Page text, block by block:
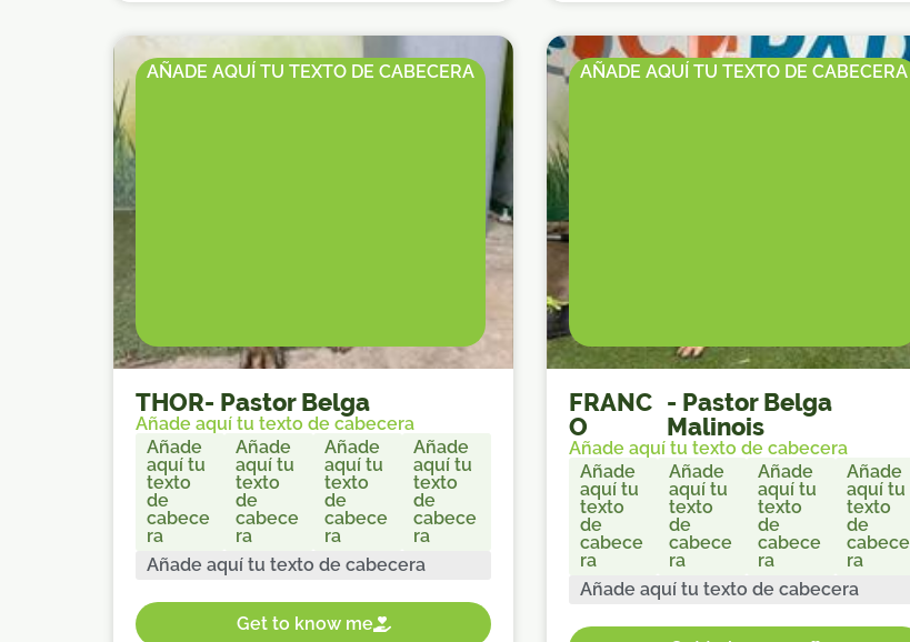
AÑADE AQUÍ TU TEXTO DE CABECERA
THOR- Pastor Belga
Añade aquí tu texto de cabecera
Añade
aquí tu
texto
de
cabece
ra
Añade
aquí tu
texto
de
cabece
ra
Añade
aquí tu
texto
de
cabece
ra
Añade
aquí tu
texto
de
cabece
ra
Añade aquí tu texto de cabecera
Get to know me
AÑADE AQUÍ TU TEXTO DE CABECERA
FRANC
O
- Pastor Belga
Malinois
Añade aquí tu texto de cabecera
Añade
aquí tu
texto
de
cabece
ra
Añade
aquí tu
texto
de
cabece
ra
Añade
aquí tu
texto
de
cabece
ra
Añade
aquí tu
texto
de
cabece
ra
Añade aquí tu texto de cabecera